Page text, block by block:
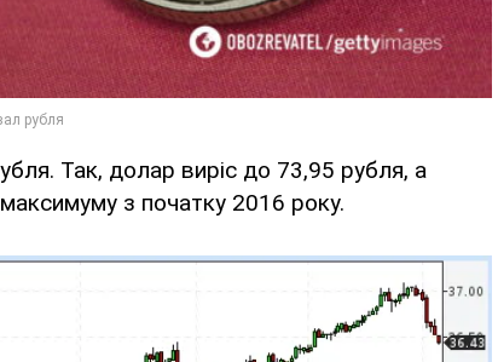
Так, долар виріс до 73,95 рубля, а
з початку 2016 року.